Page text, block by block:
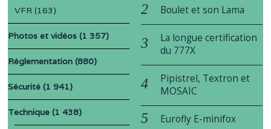
VFR (163)
Photos et vidéos (1 357)
Réglementation (880)
Sécurité (1 941)
Technique (1 438)
Boulet et son Lama
La longue certification
du 777X
Pipistrel, Textron et
MOSAIC
Eurofly E-minifox